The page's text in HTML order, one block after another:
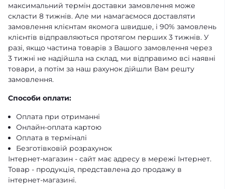
максимальний термін доставки замовлення може
скласти 8 тижнів. Але ми намагаємося доставляти
замовлення клієнтам якомога швидше, і 90% замовлень
клієнтів відправляються протягом перших 3 тижнів. У
разі, якщо частина товарів з Вашого замовлення через
3 тижні не надійшла на склад, ми відправимо всі наявні
товари, а потім за наш рахунок дійшли Вам решту
замовлення.
Способи оплати:
Оплата при отриманні
Онлайн-оплата картою
Оплата в терміналі
Безготівковій розрахунок
Інтернет-магазин - сайт має адресу в мережі Інтернет.
Товар - продукція, представлена ​​до продажу в
інтернет-магазині.